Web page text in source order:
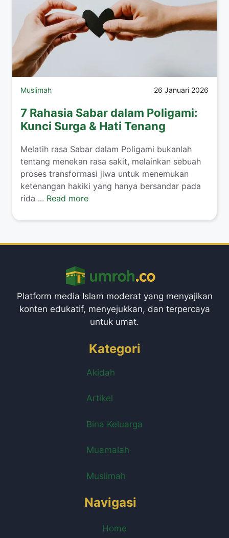
Muslimah 26 Januari 2026
7 Rahasia Sabar dalam Poligami:
Kunci Surga & Hati Tenang
​Melatih rasa Sabar dalam Poligami bukanlah
tentang menekan rasa sakit, melainkan sebuah
proses transformasi jiwa untuk menemukan
ketenangan hakiki yang hanya bersandar pada
rida ... Read more
Platform media Islam moderat yang menyajikan
konten edukatif, menyejukkan, dan terpercaya
untuk umat.
Kategori
Akidah
Artikel
Bina Keluarga
Muamalah
Muslimah
Navigasi
Home